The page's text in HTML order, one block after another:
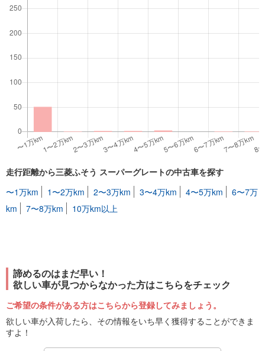
走行距離から三菱ふそう スーパーグレートの中古車を探す
〜1万km
1〜2万km 2〜3万km 3〜4万km 4〜5万km
6〜7万
km
7〜8万km 10万km以上
諦めるのはまだ早い！
欲しい車が見つからなかった方はこちらをチェック
ご希望の条件がある方はこちらから登録してみましょう。
欲しい車が入荷したら、その情報をいち早く獲得することができま
すよ！